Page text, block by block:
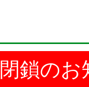
閉鎖のお